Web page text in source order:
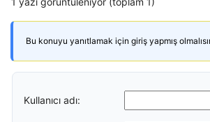
Bu konuyu yanıtlamak için giriş yapmış
Kullanıcı adı: